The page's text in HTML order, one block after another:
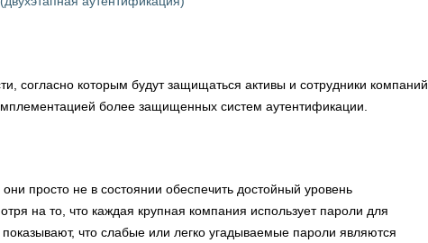
согласно которым будут защищаться активы и сотрудники компаний,
более защищенных систем аутентификации.
просто не в состоянии обеспечить достойный уровень
на то, что каждая крупная компания использует пароли для
что слабые или легко угадываемые пароли являются